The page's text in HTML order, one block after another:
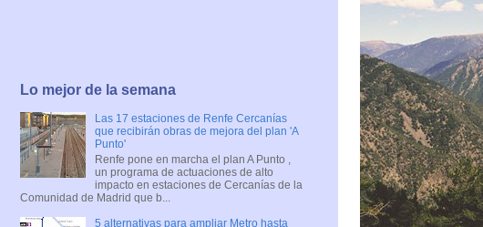
Lo mejor de la semana
Las 17 estaciones de Renfe Cercanías
que recibirán obras de mejora del plan 'A
Punto'
Renfe pone en marcha el plan A Punto ,
un programa de actuaciones de alto
impacto en estaciones de Cercanías de la
Comunidad de Madrid que b...
5 alternativas para ampliar Metro hasta